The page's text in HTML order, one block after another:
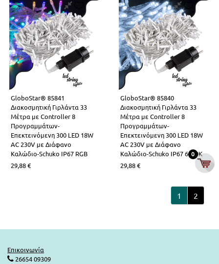
GloboStar® 85841
Διακοσμητική Γιρλάντα 33
Μέτρα με Controller 8
Προγραμμάτων-
Επεκτεινόμενη 300 LED 18W
AC 230V με Διάφανο
Καλώδιο-Schuko IP67 RGB
29,88€
GloboStar® 85840
Διακοσμητική Γιρλάντα 33
Μέτρα με Controller 8
Προγραμμάτων-
Επεκτεινόμενη 300 LED 18W
AC 230V με Διάφανο
Καλώδιο-Schuko IP67 6000K
29,88€
1 2
Επικοινωνία
26654 09309
0